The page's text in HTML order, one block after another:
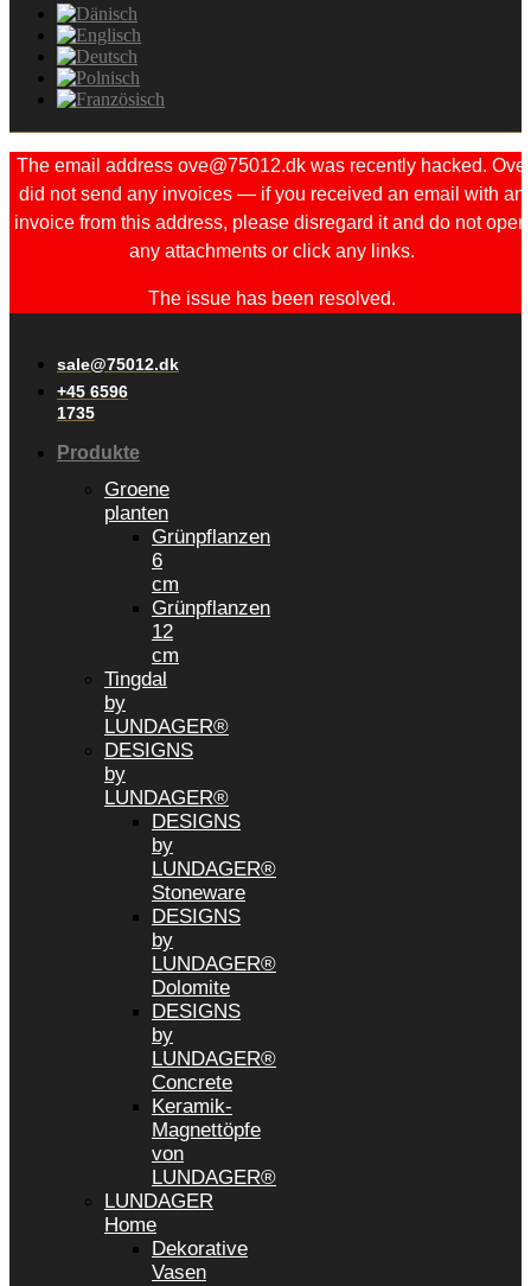
The email address ove@75012.dk was recently hacked. Ove
did not send any invoices — if you received an email with an
invoice from this address, please disregard it and do not open
any attachments or click any links.
The issue has been resolved.
sale@75012.dk
+45 6596
1735
Produkte
Groene
planten
Grünpflanzen
6
cm
Grünpflanzen
12
cm
Tingdal
by
LUNDAGER®
DESIGNS
by
LUNDAGER®
DESIGNS
by
LUNDAGER®
Stoneware
DESIGNS
by
LUNDAGER®
Dolomite
DESIGNS
by
LUNDAGER®
Concrete
Keramik-
Magnettöpfe
von
LUNDAGER®
LUNDAGER
Home
Dekorative
Vasen